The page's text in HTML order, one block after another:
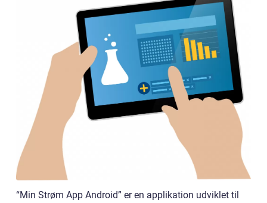
“Min Strøm App Android” er en applikation udviklet til